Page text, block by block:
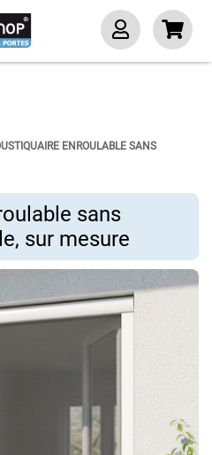
ENROULABLE SANS
sans
sur mesure